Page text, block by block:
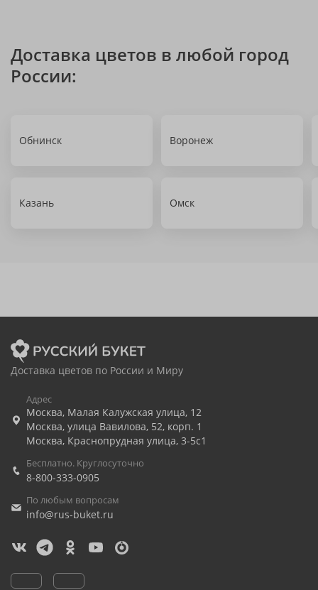
Доставка цветов в любой город
России:
Обнинск Воронеж
Казань Омск
Доставка цветов по России и Миру
Адрес
Москва, Малая Калужская улица, 12
Москва, улица Вавилова, 52, корп. 1
Москва, Краснопрудная улица, 3-5с1
Бесплатно. Круглосуточно
8-800-333-0905
По любым вопросам
info@rus-buket.ru